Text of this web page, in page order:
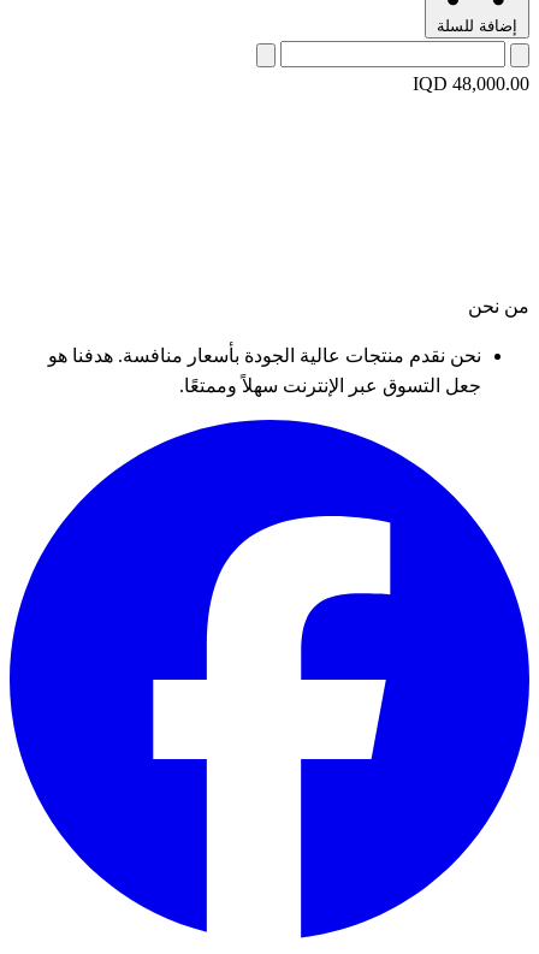
إضافة للسلة
IQD 48,000.00
من نحن
نحن نقدم منتجات عالية الجودة بأسعار منافسة. هدفنا هو
جعل التسوق عبر الإنترنت سهلاً وممتعًا.